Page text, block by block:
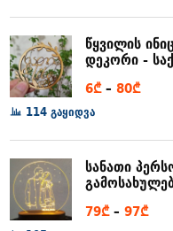
წყვილის
დეკორი -
6₾ – 80₾Price
80₾
114 გაყიდვა
სანათი
79₾ – 97₾Price